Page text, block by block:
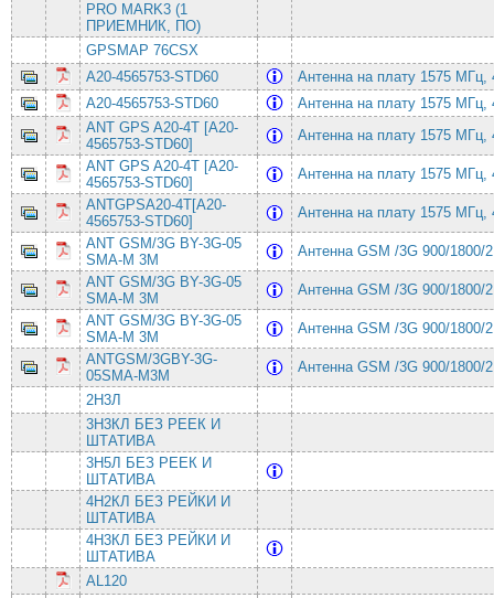
PRO MARK3 (1
ПРИЕМНИК, ПО)
GPSMAP 76CSX
A20-4565753-STD60
Антенна на плату 1575
A20-4565753-STD60
Антенна на плату 1575
ANT GPS A20-4T [A20-
4565753-STD60]
Антенна на плату 1575
ANT GPS A20-4T [A20-
4565753-STD60]
Антенна на плату 1575
ANTGPSA20-4T[A20-
4565753-STD60]
Антенна на плату 1575
ANT GSM/3G BY-3G-05
SMA-M 3M
Антенна GSM /3G 900/
ANT GSM/3G BY-3G-05
SMA-M 3M
Антенна GSM /3G 900/
ANT GSM/3G BY-3G-05
SMA-M 3M
Антенна GSM /3G 900/
ANTGSM/3GBY-3G-
05SMA-M3M
Антенна GSM /3G 900/
2Н3Л
3Н3КЛ БЕЗ РЕЕК И
ШТАТИВА
3Н5Л БЕЗ РЕЕК И
ШТАТИВА
4Н2КЛ БЕЗ РЕЙКИ И
ШТАТИВА
4Н3КЛ БЕЗ РЕЙКИ И
ШТАТИВА
AL120